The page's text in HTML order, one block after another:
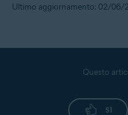
Ultimo aggiornamento: 02/06/
Questo
SÌ